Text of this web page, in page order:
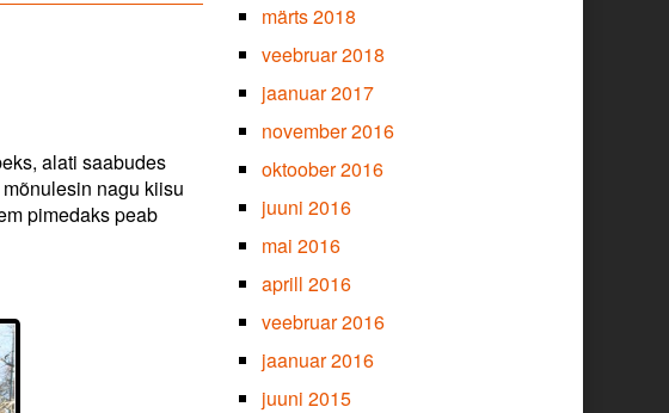
alati saabudes
nagu kiisu
pimedaks peab
märts 2018
veebruar 2018
jaanuar 2017
november 2016
oktoober 2016
juuni 2016
mai 2016
aprill 2016
veebruar 2016
jaanuar 2016
juuni 2015